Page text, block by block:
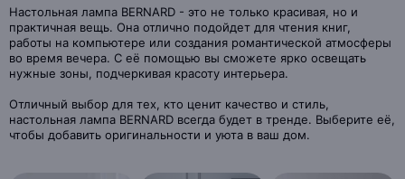
Настольная лампа BERNARD - это не только красивая, но и
практичная вещь. Она отлично подойдет для чтения книг,
работы на компьютере или создания романтической атмосферы
во время вечера. С её помощью вы сможете ярко освещать
нужные зоны, подчеркивая красоту интерьера.
Отличный выбор для тех, кто ценит качество и стиль,
настольная лампа BERNARD всегда будет в тренде. Выберите её,
чтобы добавить оригинальности и уюта в ваш дом.